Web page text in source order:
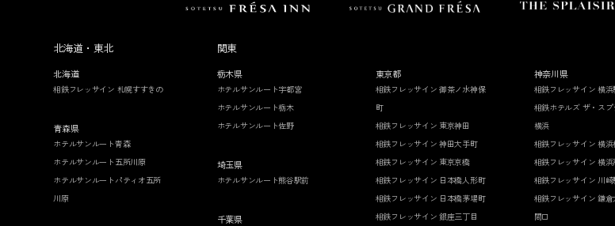
北海道・東北
北海道
相鉄フレッサイン 札幌すすきの
青森県
ホテルサンルート青森
ホテルサンルート五所川原
ホテルサンルートパティオ五所
川原
関東
栃木県
ホテルサンルート宇都宮
ホテルサンルート栃木
ホテルサンルート佐野
埼玉県
ホテルサンルート熊谷駅前
千葉県
東京都
相鉄フレッサイン 御茶ノ水神保
町
相鉄フレッサイン 東京神田
相鉄フレッサイン 神田大手町
相鉄フレッサイン 東京京橋
相鉄フレッサイン 日本橋人形町
相鉄フレッサイン 日本橋茅場町
相鉄フレッサイン 銀座三丁目
神奈川県
相鉄フレッサイン 横浜
相鉄ホテルズ ザ・ス
横浜
相鉄フレッサイン 横
相鉄フレッサイン 横浜
相鉄フレッサイン 川崎
相鉄フレッサイン 鎌
間口